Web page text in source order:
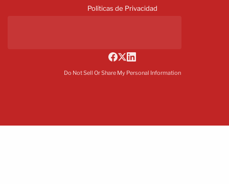
Políticas de Privacidad
Do Not Sell Or Share My Personal Information